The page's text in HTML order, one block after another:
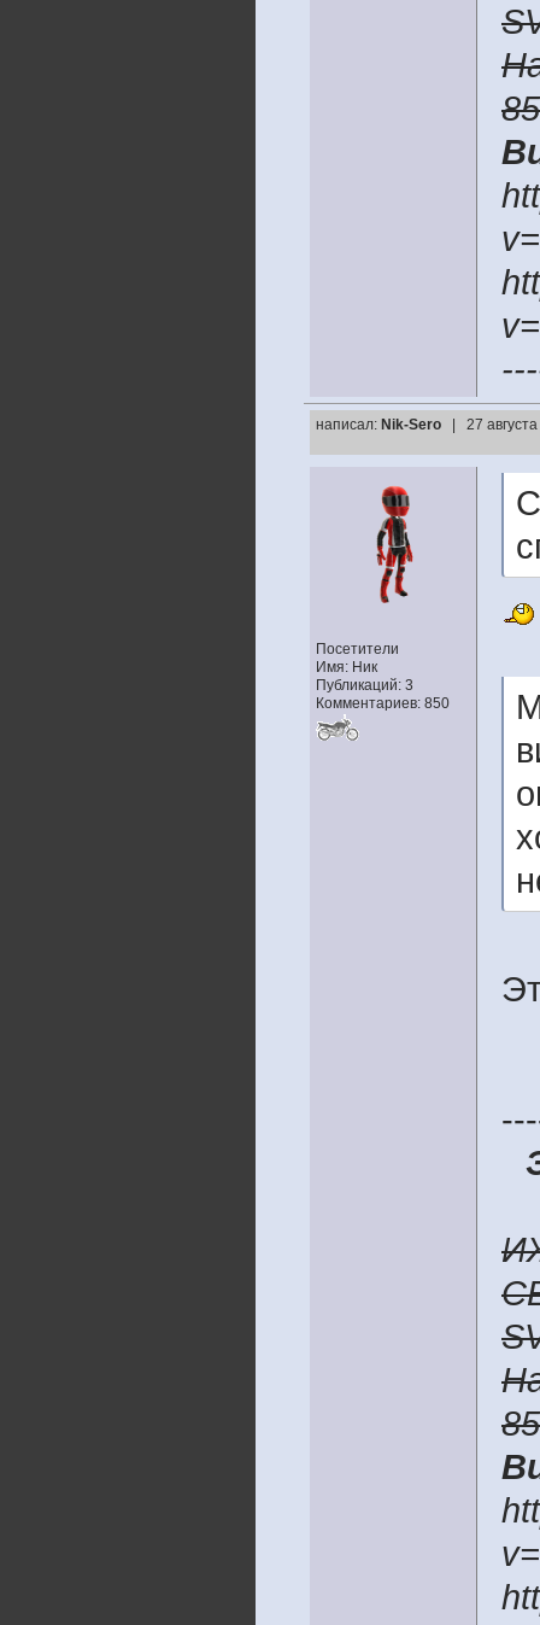
написал: Nik-Sero | 27
Посетители
Имя: Ник
Публикаций: 3
Комментариев: 850